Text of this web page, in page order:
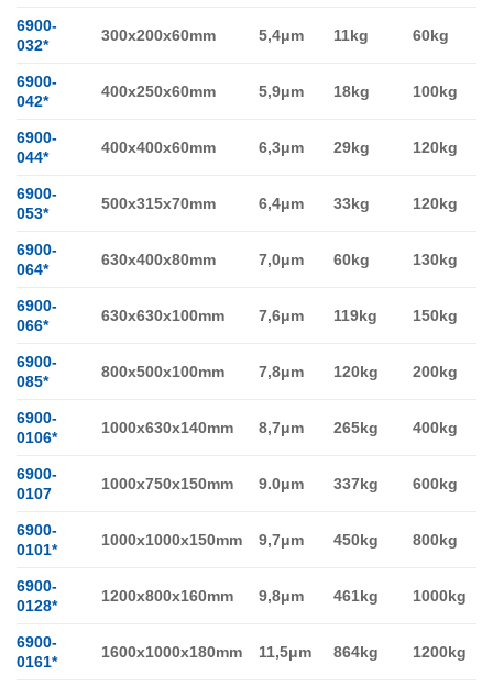
6900-
032*
300x200x60mm 5,4μm 11kg 60kg
6900-
042*
400x250x60mm 5,9μm 18kg 100kg
6900-
044*
400x400x60mm 6,3μm 29kg 120kg
6900-
053*
500x315x70mm 6,4μm 33kg 120kg
6900-
064*
630x400x80mm 7,0μm 60kg 130kg
6900-
066*
630x630x100mm 7,6μm 119kg 150kg
6900-
085*
800x500x100mm 7,8μm 120kg 200kg
6900-
0106*
1000x630x140mm 8,7μm 265kg 400kg
6900-
0107
1000x750x150mm 9.0μm 337kg 600kg
6900-
0101*
1000x1000x150mm 9,7μm 450kg 800kg
6900-
0128*
1200x800x160mm 9,8μm 461kg 1000kg
6900-
0161*
1600x1000x180mm 11,5μm 864kg 1200kg